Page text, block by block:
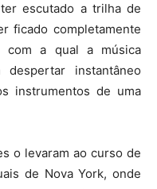
escutado a trilha de
ficado completamente
com a qual a música
instantâneo
instrumentos de uma
o levaram ao curso de
de Nova York, onde